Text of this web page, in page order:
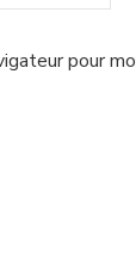
pour